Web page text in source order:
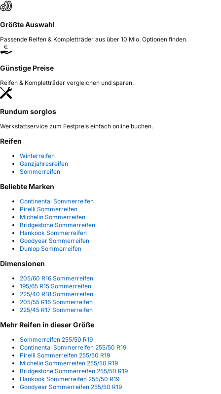
Größte Auswahl
Passende Reifen & Kompletträder aus über 10 Mio. Optionen finden.
Günstige Preise
Reifen & Kompletträder vergleichen und sparen.
Rundum sorglos
Werkstattservice zum Festpreis einfach online buchen.
Reifen
Winterreifen
Ganzjahresreifen
Sommerreifen
Beliebte Marken
Continental Sommerreifen
Pirelli Sommerreifen
Michelin Sommerreifen
Bridgestone Sommerreifen
Hankook Sommerreifen
Goodyear Sommerreifen
Dunlop Sommerreifen
Dimensionen
205/60 R16 Sommerreifen
195/65 R15 Sommerreifen
225/40 R18 Sommerreifen
205/55 R16 Sommerreifen
225/45 R17 Sommerreifen
Mehr Reifen in dieser Größe
Sommerreifen 255/50 R19
Continental Sommerreifen 255/50 R19
Pirelli Sommerreifen 255/50 R19
Michelin Sommerreifen 255/50 R19
Bridgestone Sommerreifen 255/50 R19
Hankook Sommerreifen 255/50 R19
Goodyear Sommerreifen 255/50 R19